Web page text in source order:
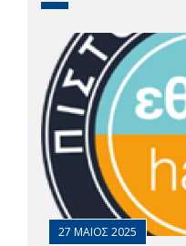
27 ΜΑΙΟΣ 2025